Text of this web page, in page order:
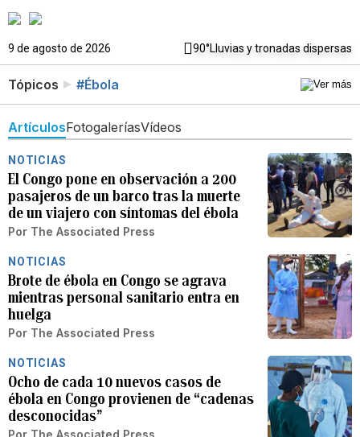
9 de agosto de 2026 90°Lluvias y tronadas dispersas
Tópicos #Ébola
ArtículosFotogaleríasVídeos
NOTICIAS
El Congo pone en observación a 200
pasajeros de un barco tras la muerte
de un viajero con síntomas del ébola
Por The Associated Press
NOTICIAS
Brote de ébola en Congo se agrava
mientras personal sanitario entra en
huelga
Por The Associated Press
NOTICIAS
Ocho de cada 10 nuevos casos de
ébola en Congo provienen de “cadenas
desconocidas”
Por The Associated Press